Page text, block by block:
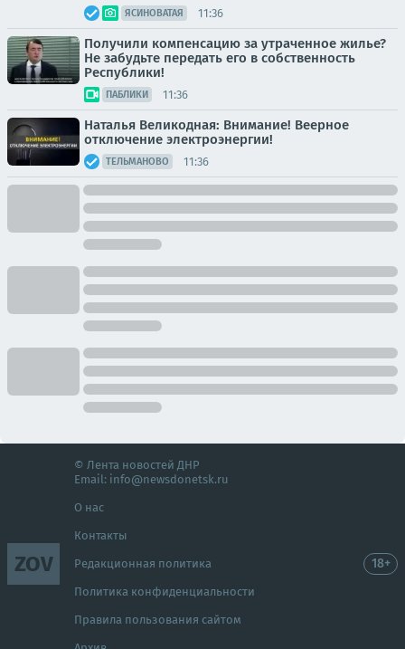
ЯСИНОВАТАЯ 11:36
Получили компенсацию за утраченное жилье?
Не забудьте передать его в собственность
Республики!
ПАБЛИКИ 11:36
Наталья Великодная: Внимание! Веерное
отключение электроэнергии!
ТЕЛЬМАНОВО 11:36
ZOV
© Лента новостей ДНР
Email: info@newsdonetsk.ru
О нас
Контакты
Редакционная политика
Политика конфиденциальности
Правила пользования сайтом
18+